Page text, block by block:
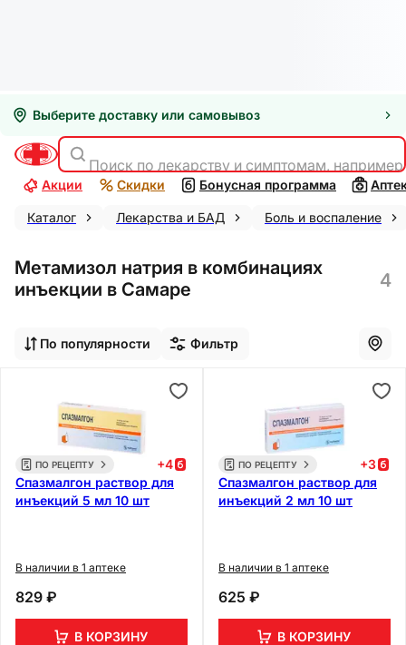
Выберите доставку или самовывоз
Поиск по лекарству и симптомам,
Акции Скидки Бонусная программа
Каталог Лекарства и БАД Боль и воспаление
Метамизол натрия в комбинациях
инъекции в Самаре
4
По популярности Фильтр
ПО РЕЦЕПТУ +4
Спазмалгон раствор для
инъекций 5 мл 10 шт
В наличии в 1 аптеке
829 ₽
В КОРЗИНУ
ПО РЕЦЕПТУ +3
Спазмалгон раствор для
инъекций 2 мл 10 шт
В наличии в 1 аптеке
625 ₽
В КОРЗИНУ